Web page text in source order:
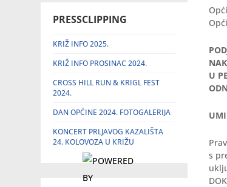
PRESSCLIPPING
KRIŽ INFO 2025.
KRIŽ INFO PROSINAC 2024.
CROSS HILL RUN & KRIGL FEST
2024.
DAN OPĆINE 2024. FOTOGALERIJA
KONCERT PRLJAVOG KAZALIŠTA
24. KOLOVOZA U KRIŽU
U
s